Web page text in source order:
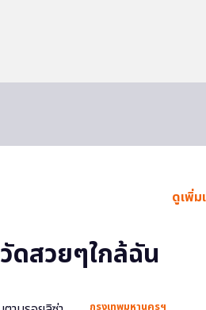
ดูเพิ่ม
วัดสวยๆใกล้ฉัน
กรุงเทพมหานครฯ